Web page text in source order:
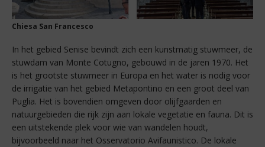
Chiesa San Francesco
In het gebied Senise bevindt zich een kunstmatig stuwmeer, de
stuwdam van Monte Cotugno, gebouwd in de jaren 1970. Het
is het grootste stuwmeer in Europa en het water is nodig voor
de irrigatie van het gebied Metapontino en een groot deel van
Puglia. Het is bovendien omgeven door olijfgaarden en
natuurgebieden die rijk zijn aan lokale vegetatie en fauna. Dit is
een uitstekende plek voor wie van wandelen houdt,
bijvoorbeeld naar het Osservatorio Avifaunistico. De lokale